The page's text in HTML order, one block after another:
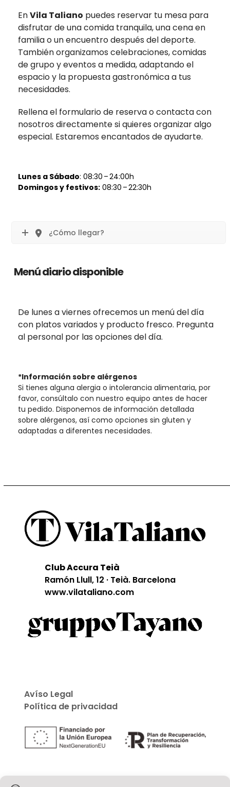
EnVila Taliano puedes reservar tu mesa para
disfrutar de una comida tranquila, una cena en
familia o un encuentro después del deporte.
También organizamos celebraciones, comidas
de grupo y eventos a medida, adaptando el
espacio y la propuesta gastronómica a tus
necesidades.
Rellena el formulario de reserva o contacta con
nosotros directamente si quieres organizar algo
especial. Estaremos encantados de ayudarte.
Lunes a Sábado: 08:30 – 24:00h
Domingos y festivos:08:30 – 22:30h
¿Cómo llegar?
Menú diario disponible
De lunes a viernes ofrecemos un menú del día
con platos variados y producto fresco. Pregunta
al personal por las opciones del día.
*Información sobre alérgenos
Si tienes alguna alergia o intolerancia alimentaria, por
favor, consúltalo con nuestro equipo antes de hacer
tu pedido. Disponemos de información detallada
sobre alérgenos, así como opciones sin gluten y
adaptadas a diferentes necesidades.
Club Accura Teià
Ramón Llull, 12 · Teià. Barcelona
www.vilataliano.com
Avíso Legal
Política de privacidad